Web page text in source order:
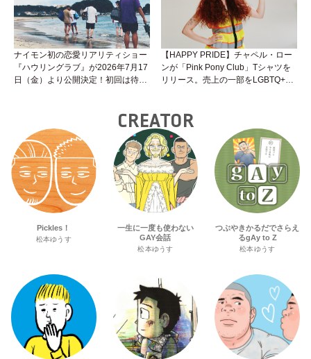
ナイモン初の恋愛リアリティショー
『ハウリングラブ』が2026年7月17
日（金）より公開決定！初回は待望
【HAPPY PRIDE】チャペル・ロー
ンが「Pink Pony Club」Tシャツを
リリース。売上の一部をLGBTQ+＆
CREATOR
Pickles！
松本ゆうす
一生に一度も使わない
GAY会話
松本ゆうす
つぶやきかるだでさらえ
るgAy to Z
松本ゆうす